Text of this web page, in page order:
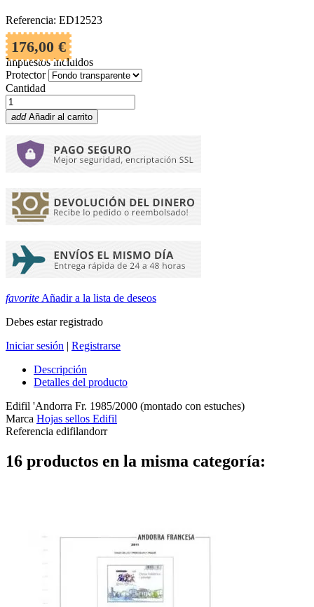
Referencia: ED12523
176,00 €
Impuestos incluidos
Protector
Cantidad
add Añadir al carrito
favorite Añadir a la lista de deseos
Debes estar registrado
Iniciar sesión | Registrarse
Descripción
Detalles del producto
Edifil 'Andorra Fr. 1985/2000 (montado con estuches)
Marca Hojas sellos Edifil
Referencia edifilandorr
16 productos en la misma categoría: